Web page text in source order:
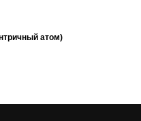
атом)